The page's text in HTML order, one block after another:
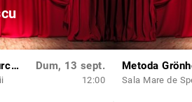
„Povestea celor trei purceluși...altfel”, regia Miruna Hriscu Dum, 13 sept.
12:00